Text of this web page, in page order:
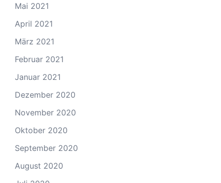
Mai 2021
April 2021
März 2021
Februar 2021
Januar 2021
Dezember 2020
November 2020
Oktober 2020
September 2020
August 2020